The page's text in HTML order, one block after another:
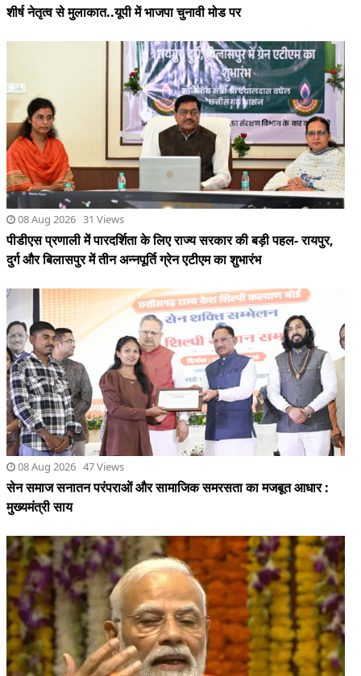
शीर्ष नेतृत्व से मुलाकात..यूपी में भाजपा चुनावी मोड पर
08 Aug 2026 31 Views
पीडीएस प्रणाली में पारदर्शिता के लिए राज्य सरकार की बड़ी पहल- रायपुर,
दुर्ग और बिलासपुर में तीन अन्नपूर्ति ग्रेन एटीएम का शुभारंभ
08 Aug 2026 47 Views
सेन समाज सनातन परंपराओं और सामाजिक समरसता का मजबूत आधार :
मुख्यमंत्री साय